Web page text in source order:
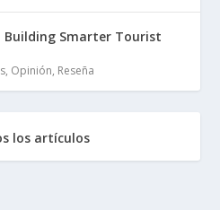
Building Smarter Tourist
, Opinión, Reseña
los artículos